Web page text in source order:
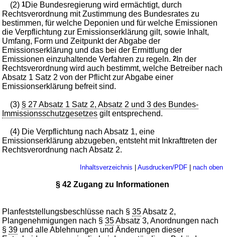
(2)1Die Bundesregierung wird ermächtigt, durch
Rechtsverordnung mit Zustimmung des Bundesrates zu
bestimmen, für welche Deponien und für welche Emissionen
die Verpflichtung zur Emissionserklärung gilt, sowie Inhalt,
Umfang, Form und Zeitpunkt der Abgabe der
Emissionserklärung und das bei der Ermittlung der
Emissionen einzuhaltende Verfahren zu regeln.2 In der
Rechtsverordnung wird auch bestimmt, welche Betreiber nach
Absatz 1 Satz 2 von der Pflicht zur Abgabe einer
Emissionserklärung befreit sind.
(3) § 27 Absatz 1 Satz 2, Absatz 2 und 3 des Bundes-
Immissionsschutzgesetzes gilt entsprechend.
(4) Die Verpflichtung nach Absatz 1, eine
Emissionserklärung abzugeben, entsteht mit Inkrafttreten der
Rechtsverordnung nach Absatz 2.
Inhaltsverzeichnis Ausdrucken/PDF| nach oben
§ 42 Zugang zu Informationen
Planfeststellungsbeschlüsse nach §35Absatz 2,
Plangenehmigungen nach §35Absatz 3, Anordnungen nach
§39 und alle Ablehnungen und Änderungen dieser